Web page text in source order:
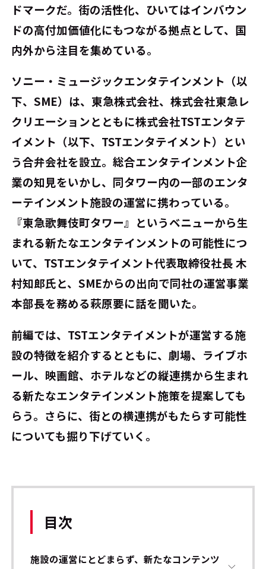
ドマークだ。街の活性化、ひいてはインバウン
ドの高付加価値化にもつながる拠点として、国
内外から注目を集めている。
ソニー・ミュージックエンタテインメント（以
下、SME）は、東急株式会社、株式会社東急レ
クリエーションとともに株式会社TSTエンタテ
イメント（以下、TSTエンタテイメント）とい
う合弁会社を設立。総合エンタテインメント企
業の知見をいかし、同タワー内の一部のエンタ
ーテインメント施設の運営に携わっている。
『東急歌舞伎町タワー』というベニューから生
まれる新たなエンタテインメントの可能性につ
いて、TSTエンタテイメント代表取締役社長 木
村知郎氏と、SMEからの出向で同社の運営事業
本部長を務める萩原要に話を聞いた。
前編では、TSTエンタテイメントが運営する施
設の特徴を紹介するとともに、劇場、ライブホ
ール、映画館、ホテルなどの縦連携から生まれ
る新たなエンタテインメント施策を提案しても
らう。さらに、街との横連携がもたらす可能性
についても掘り下げていく。
目次
施設の運営にとどまらず、新たなコンテンツ